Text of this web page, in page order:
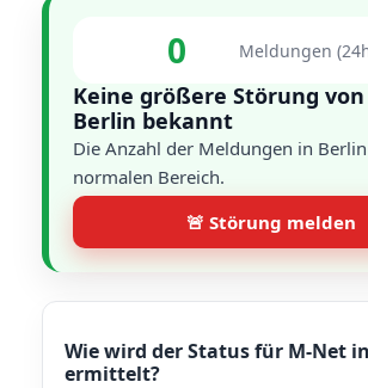
0 Meldungen
Keine größere Störung
Berlin bekannt
Die Anzahl der Meldungen in
normalen Bereich.
🚨 Störung melden
Wie wird der Status für M-Net
ermittelt?